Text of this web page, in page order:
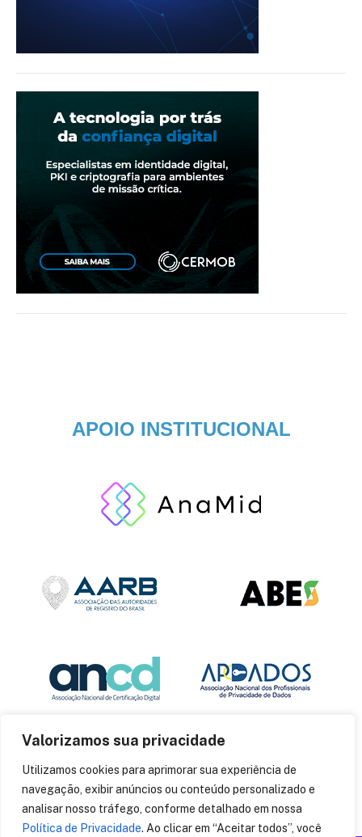
Valorizamos sua privacidade
Utilizamos cookies para aprimorar sua experiência de
navegação, exibir anúncios ou conteúdo personalizado e
analisar nosso tráfego, conforme detalhado em nossa
Política de Privacidade. Ao clicar em “Aceitar todos”, você
APOIO INSTITUCIONAL